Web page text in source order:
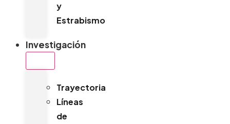
y
Estrabismo
Investigación
Trayectoria
Líneas
de